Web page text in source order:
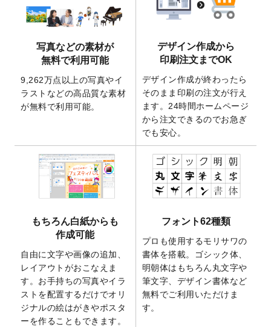
2025/12/22
【新商品】アクリルキーホルダーが作成で
きるようになりました！
2025/12/22
2026年版4月始まりのカレンダーデザイン
テンプレート
を公開いたしました。
開いたしました。
2025/9/30
【新商品】クリアファイルバッグ が作成で
きるようになりました！
2026年午年の年賀状デザインテンプレート
を公開いたしました。
2025/9/10
喪中はがき・寒中見舞いのデザインテンプ
レートを公開いたしました。
2025/8/1
9,160万点以上の写真やイラスト素材が無料
2025/7/30
キャンバスプリントのデザインテンプレー
トを追加いたしました。
2025/6/30
暑中見舞いのデザインテンプレートを追加
しました。
2025/6/27
キャンバスプリントのデザインテンプレー
トを追加いたしました。
2025/6/24
2026年版1月始まりのカレンダーデザイン
写真などの素材が
無料で利用可能
9,262万点以上の写真やイ
ラストなどの高品質な素材
が無料で利用可能。
デザイン作成から
印刷注文までOK
デザイン作成が終わったら
そのまま印刷の注文が行え
ます。24時間ホームページ
から注文できるのでお急ぎ
でも安心。
もちろん白紙からも
作成可能
自由に文字や画像の追加、
レイアウトがおこなえま
す。お手持ちの写真やイラ
ストを配置するだけでオリ
ジナルの絵はがきやポスタ
ーを作ることもできます。
フォント62種類
プロも使用するモリサワの
書体を搭載。ゴシック体、
明朝体はもちろん丸文字や
筆文字、デザイン書体など
無料でご利用いただけま
す。